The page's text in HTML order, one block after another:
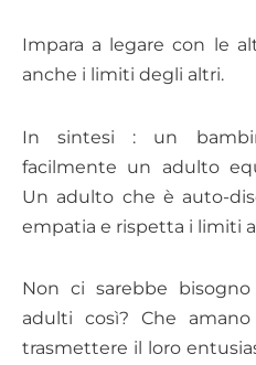
Impara a legare con le
anche i limiti degli altri.
In sintesi : un
facilmente un adulto
Un adulto che è auto-
empatia e rispetta i limiti
Non ci sarebbe
adulti così? Che
trasmettere il loro